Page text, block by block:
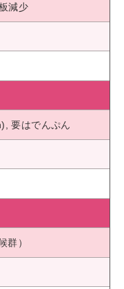
減少
要はでんぷん
群）